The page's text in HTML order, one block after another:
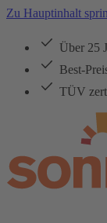
Zu Hauptinhalt
Über 25
Best-
TÜV